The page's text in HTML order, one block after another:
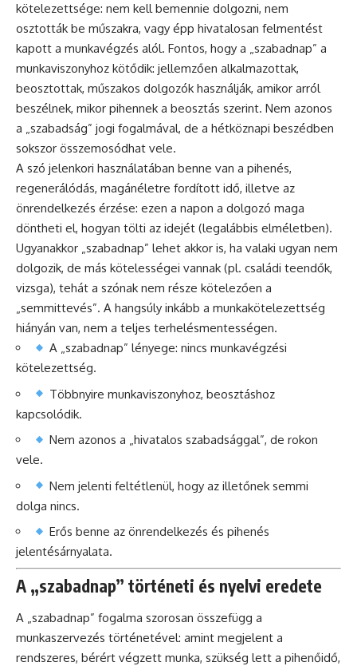
kötelezettsége: nem kell bemennie dolgozni, nem
osztották be műszakra, vagy épp hivatalosan felmentést
kapott a munkavégzés alól. Fontos, hogy a „szabadnap” a
munkaviszonyhoz kötődik: jellemzően alkalmazottak,
beosztottak, műszakos dolgozók használják, amikor arról
beszélnek, mikor pihennek a beosztás szerint. Nem azonos
a „szabadság” jogi fogalmával, de a hétköznapi beszédben
sokszor összemosódhat vele.
A szó jelenkori használatában benne van a pihenés,
regenerálódás, magánéletre fordított idő, illetve az
önrendelkezés érzése: ezen a napon a dolgozó maga
döntheti el, hogyan tölti az idejét (legalábbis elméletben).
Ugyanakkor „szabadnap” lehet akkor is, ha valaki ugyan nem
dolgozik, de más kötelességei vannak (pl. családi teendők,
vizsga), tehát a szónak nem része kötelezően a
„semmittevés”. A hangsúly inkább a munkakötelezettség
hiányán van, nem a teljes terhelésmentességen.
A „szabadnap” lényege: nincs munkavégzési
kötelezettség.
Többnyire munkaviszonyhoz, beosztáshoz
kapcsolódik.
Nem azonos a „hivatalos szabadsággal”, de rokon
vele.
Nem jelenti feltétlenül, hogy az illetőnek semmi
dolga nincs.
Erős benne az önrendelkezés és pihenés
jelentésárnyalata.
A „szabadnap” történeti és nyelvi eredete
A „szabadnap” fogalma szorosan összefügg a
munkaszervezés történetével: amint megjelent a
rendszeres, bérért végzett munka, szükség lett a pihenőidő,